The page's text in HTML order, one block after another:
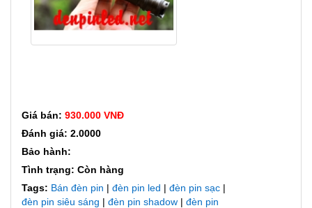
Giá bán: 930.000 VNĐ
Đánh giá: 2.0000
Bảo hành:
Tình trạng: Còn hàng
Tags: Bán đèn pin | đèn pin led | đèn pin sạc |
đèn pin siêu sáng | đèn pin shadow | đèn pin